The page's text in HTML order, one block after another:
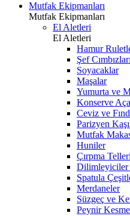
Mutfak Ekipmanları
Mutfak Ekipmanları
El Aletleri
El Aletleri
Hamur
Şef Cımbızları
Soyacaklar
Maşalar
Yumurta ve
Konserve
Ceviz ve
Parizyen
Mutfak
Huniler
Çırpma Telleri
Dilimleyiciler
Spatula
Merdaneler
Süzgeç ve
Peynir